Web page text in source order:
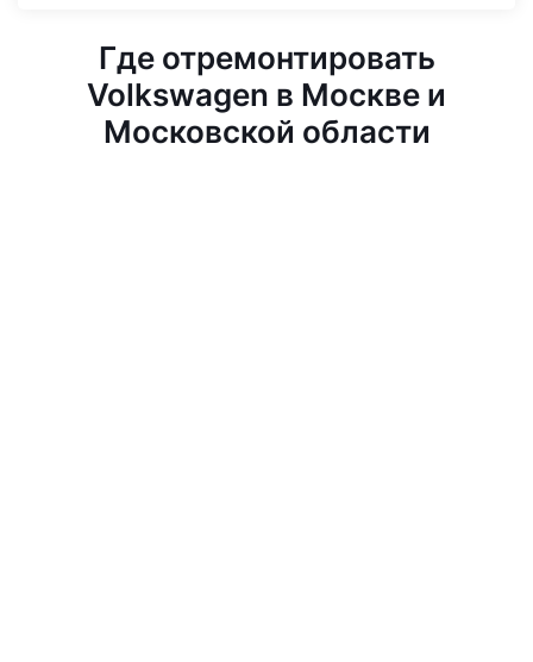
Где отремонтировать
Volkswagen в Москве и
Московской области